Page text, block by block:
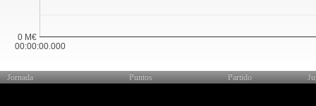
00:00:00.000
0 M€
Jornada Puntos Partido